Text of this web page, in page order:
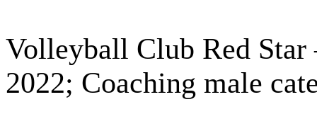
Volleyball Club Red Star
2022; Coaching male